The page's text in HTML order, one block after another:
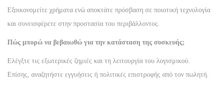
Εξοικονομείτε χρήματα ενώ αποκτάτε πρόσβαση σε ποιοτική τεχνολογία
και συνεισφέρετε στην προστασία του περιβάλλοντος.
Πώς μπορώ να βεβαιωθώ για την κατάσταση της συσκευής;
Ελέγξτε τις εξωτερικές ζημιές και τη λειτουργία του λογισμικού.
Επίσης, αναζητήστε εγγυήσεις ή πολιτικές επιστροφής από τον πωλητή.